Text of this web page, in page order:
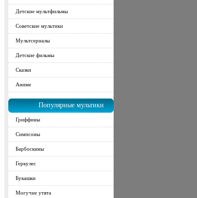
Детские мультфильмы
Советские мультики
Мультсериалы
Детские фильмы
Сказки
Аниме
Популярные мультики
Гриффины
Симпсоны
Барбоскины
Геркулес
Букашки
Могучие утята